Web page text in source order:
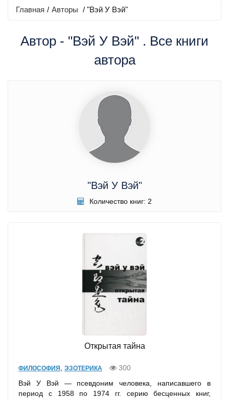
Главная / Авторы / "Вэй У Вэй"
Автор - "Вэй У Вэй" . Все книги
автора
"Вэй У Вэй"
Количество книг: 2
Открытая тайна
ФИЛОСОФИЯ ЭЗОТЕРИКА
300
Вэй У Вэй — псевдоним человека, написавшего в
период с 1958 по 1974 гг. серию бесценных книг,